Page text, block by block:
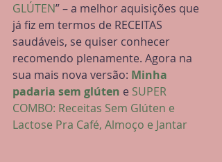
GLÚTEN” – a melhor aquisições que
já fiz em termos de RECEITAS
saudáveis, se quiser conhecer
recomendo plenamente. Agora na
sua mais nova versão: Minha
padaria sem glúten e SUPER
COMBO: Receitas Sem Glúten e
Lactose Pra Café, Almoço e Jantar